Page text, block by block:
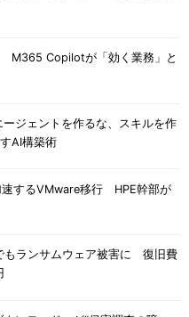
M365 Copilotが「効く業務」と
ジェントを作るな、スキルを作
AI構築術
するVMware移行 HPE幹部が
もランサムウェア被害に 復旧費